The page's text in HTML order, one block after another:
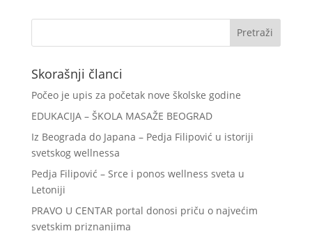
Skorašnji članci
Počeo je upis za početak nove školske godine
EDUKACIJA – ŠKOLA MASAŽE BEOGRAD
Iz Beograda do Japana – Pedja Filipović u istoriji
svetskog wellnessa
Pedja Filipović – Srce i ponos wellness sveta u
Letoniji
PRAVO U CENTAR portal donosi priču o najvećim
svetskim priznanjima